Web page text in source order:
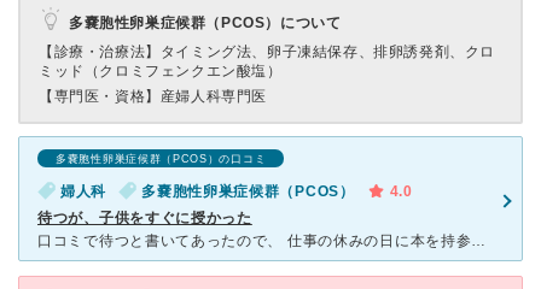
多嚢胞性卵巣症候群（PCOS）について
【診療・治療法】 タイミング法、卵子凍結保存、排卵誘発剤、クロ
ミッド（クロミフェンクエン酸塩）
【専門医・資格】 産婦人科専門医
多嚢胞性卵巣症候群（PCOS）の口コミ
婦人科 多嚢胞性卵巣症候群（PCOS）
4.0
待つが、子供をすぐに授かった
口コミで待つと書いてあったので、 仕事の休みの日に本を持参して待ちました。 予約制なので、朝イチの予約をとれば、待ち時間は少し短いです。 予約なしの病院より断然いいです。 患者さんは多いで